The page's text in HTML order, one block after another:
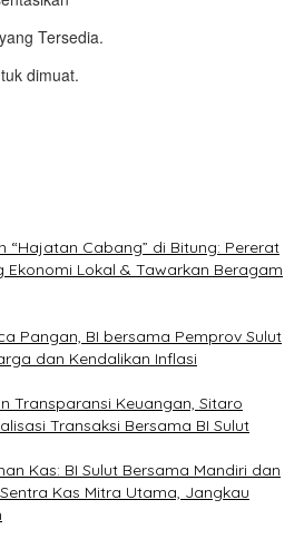
Tersedia.
dimuat.
“Hajatan Cabang” di Bitung: Pererat
Ekonomi Lokal & Tawarkan Beragam
Pangan, BI bersama Pemprov Sulut
dan Kendalikan Inflasi
Transparansi Keuangan, Sitaro
Transaksi Bersama BI Sulut
Kas: BI Sulut Bersama Mandiri dan
Kas Mitra Utama, Jangkau